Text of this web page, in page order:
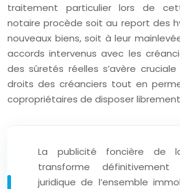
traitement particulier lors de
notaire procède soit au report des
nouveaux biens, soit à leur
accords intervenus avec les
des sûretés réelles s’avère
droits des créanciers tout en
copropriétaires de disposer
La publicité foncière de
transforme
juridique de l’ensemble